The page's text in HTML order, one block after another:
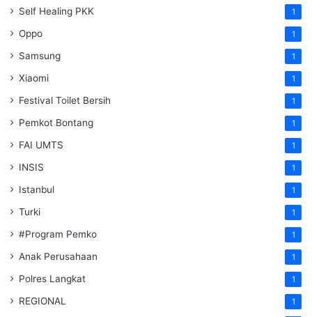
Self Healing PKK 1
Oppo 1
Samsung 1
Xiaomi 1
Festival Toilet Bersih 1
Pemkot Bontang 1
FAI UMTS 1
INSIS 1
Istanbul 1
Turki 1
#Program Pemko 1
Anak Perusahaan 1
Polres Langkat 1
REGIONAL 1